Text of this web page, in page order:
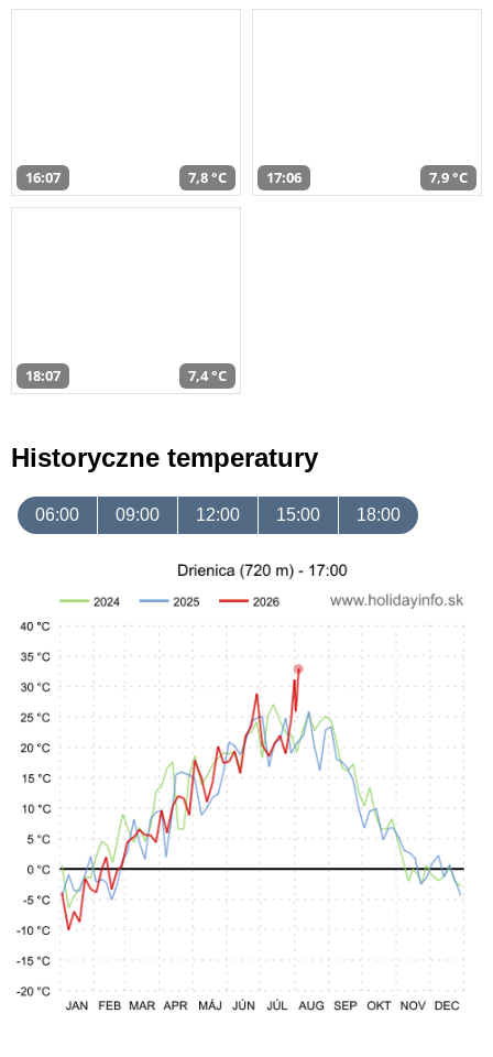
16:07 7,8 °C 17:06 7,9 °C
18:07 7,4 °C
Historyczne temperatury
06:00 09:00 12:00 15:00 18:00